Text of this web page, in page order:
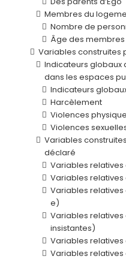
Membres du
Nombre de
Âge des
Variables construites
Indicateurs
dans les espaces
Indicateurs
Harcèlement
Violences
Violences
Variables
déclaré
Variables relatives
Variables relatives
Variables relatives
e)
Variables
insistantes)
Variables
Variables relatives